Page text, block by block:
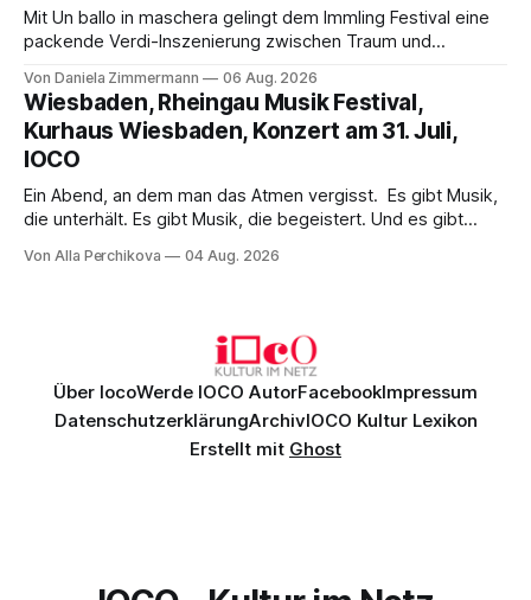
Mit Un ballo in maschera gelingt dem Immling Festival eine
packende Verdi-Inszenierung zwischen Traum und
psychologische Tiefe mit starken Bildern, getragen von
einem spielfreudigen Ensemble und einer musikalisch
überzeugenden Gesamtleistung.
Von Daniela Zimmermann 06 Aug. 2026
Wiesbaden, Rheingau Musik Festival,
Kurhaus Wiesbaden, Konzert am 31. Juli,
IOCO
Ein Abend, an dem man das Atmen vergisst. Es gibt Musik,
die unterhält. Es gibt Musik, die begeistert. Und es gibt
Genau so war der Abend im Kurhaus Wiesbaden, an dem
Von Alla Perchikova 04 Aug. 2026
Über IocoWerde IOCO AutorFacebookImpressum
DatenschutzerklärungArchivIOCO Kultur Lexikon
Erstellt mit Ghost